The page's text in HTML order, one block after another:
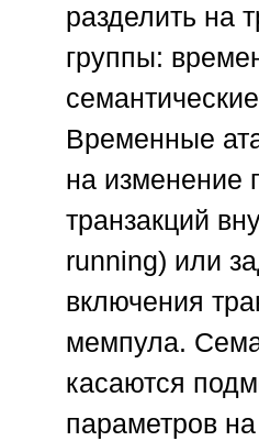
разделить на
группы:
Временные
на изменение
транзакций
running) или
включения
мемпула.
касаются
параметров